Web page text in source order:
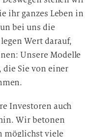
ihr ganzes Leben in
bei uns die
Wert darauf,
Unsere Modelle
die Sie von einer
Investoren auch
Wir betonen
möglichst viele